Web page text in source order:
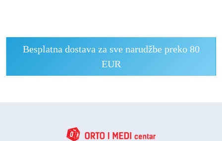
Besplatna dostava za sve narudžbe preko 80
EUR